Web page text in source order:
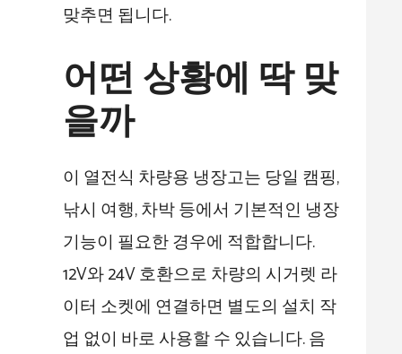
맞추면 됩니다.
어떤 상황에 딱 맞
을까
이 열전식 차량용 냉장고는 당일 캠핑,
낚시 여행, 차박 등에서 기본적인 냉장
기능이 필요한 경우에 적합합니다.
12V와 24V 호환으로 차량의 시거렛 라
이터 소켓에 연결하면 별도의 설치 작
업 없이 바로 사용할 수 있습니다. 음